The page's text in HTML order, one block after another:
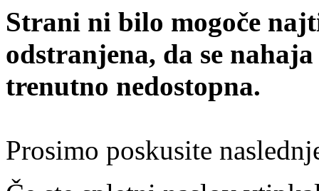
Strani ni bilo mogoče
odstranjena, da se
trenutno nedostopna.
Prosimo poskusite